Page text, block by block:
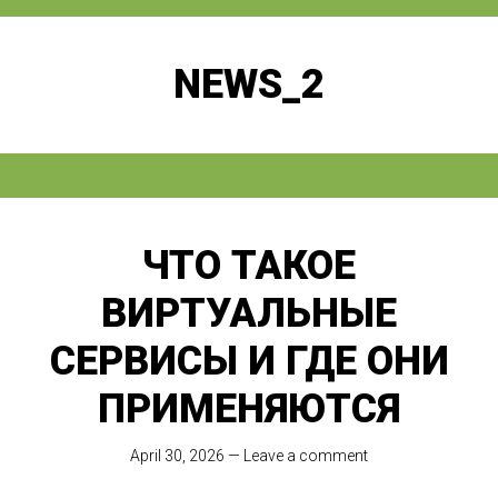
NEWS_2
ЧТО ТАКОЕ
ВИРТУАЛЬНЫЕ
СЕРВИСЫ И ГДЕ ОНИ
ПРИМЕНЯЮТСЯ
April 30, 2026 — Leave a comment